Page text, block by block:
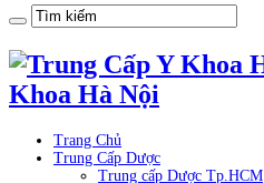
Khoa Hà Nội
Trang Chủ
Trung Cấp Dược
Trung cấp Dược Tp.HCM